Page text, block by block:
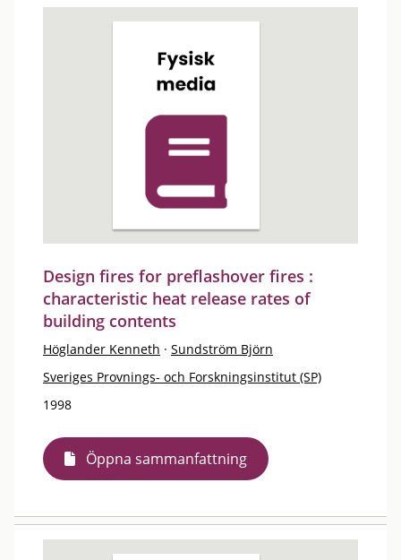
Design fires for preflashover fires :
characteristic heat release rates of
building contents
Höglander Kenneth · Sundström Björn
Sveriges Provnings- och Forskningsinstitut (SP)
1998
Öppna sammanfattning